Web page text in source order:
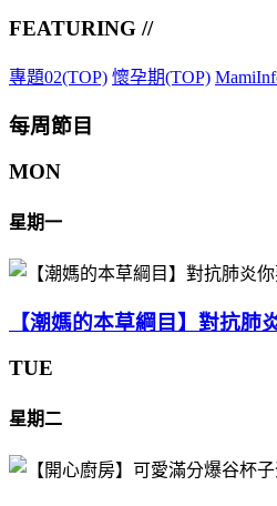
FEATURING //
專題02(TOP) 懷孕期(TOP)
每周節目
MON
星期一
【潮媽的本草綱目】對抗肺
TUE
星期二